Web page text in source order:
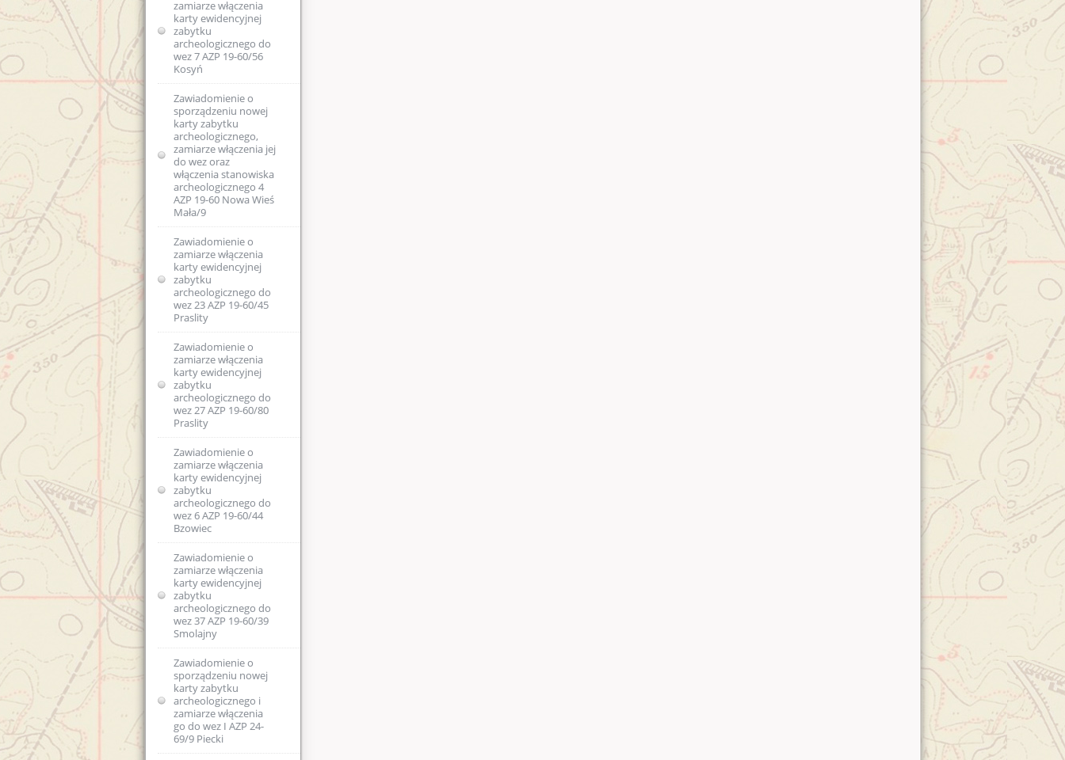
Statut prawny
USTAWA o
ochronie zabytków
i opiece nad
zabytkami (Dz.U.
2003 nr 162, poz.
1568)
USTAWA z dnia 16
kwietnia 2004 r o
ochronie przyrody
(Dz. U. Nr 92, poz.
880)
USTAWA z dnia 27
marca 2003 r. o
planowaniu i
zagospodarowaniu
przestrzennym (Dz.
U. z dnia 10 maja
2003 r.)
Rozporządzenie w
sprawie
oraganizacji
wojewódzkich
urzędów ochrony
zabytków (Dz.U. z
2004r. nr 75 poz
706)
USTAWA z dnia 29
stycznia 2004 r
Prawo zamówień
publicznych (Dz. U.
Nr 113, poz. 759 ze
zm.)
USTAWA z dnia 7
lipca 1994 r. Prawo
budowlane (Dz. U.
Nr 89, poz. 414 ze
zm.)
Wykaz stanowisk
WUOZ i kontakty
Elektroniczna
Skrzynka Podawcza -
składanie pism i
wniosków drogą
elektroniczną
Kierownictwo
jednostki
DEKLARACJA
DOSTĘPNOŚCI
archeologicznego
ujętego w
wojewódzkiej
ewidencji
zabytków II AZP
22-62/4
Pozwolenie w
sprawie
powierzchniowych
badań
archeologicznych
Zmiany w Kodeksie
postępowania
administracyjnego
(poradnik)
Wycinka drzew od
1 stycznia 2017 r
Współpraca
Generalnego
Konserwatora
Zabytków i
Głównego
Konserwatora
Przyrody
Obowiązki
właścicieli i
posiadaczy
zabytków
Współczesne
metody
konserwacji
budownictwa
zabytkowego -
termomodernizacja
Porozumienie z
dnia 28 sierpnia
2014r.
Zawiadomienie o
wydaniu decyzji w
do rejestru
dawnych koszar
piechoty w
Biskupcu
Kwalifikacje osób
prowadzących
zabytkach
Akty prawne
regulujące
prowadzenie prac
przy zabytkach
wpisanych do
zamiarze włączenia
karty ewidencyjnej
zabytku
archeologicznego do
wez 7 AZP 19-60/56
Kosyń
Zawiadomienie o
sporządzeniu nowej
karty zabytku
archeologicznego,
zamiarze włączenia jej
do wez oraz
włączenia stanowiska
archeologicznego 4
AZP 19-60 Nowa Wieś
Mała/9
Zawiadomienie o
zamiarze włączenia
karty ewidencyjnej
zabytku
archeologicznego do
wez 23 AZP 19-60/45
Praslity
Zawiadomienie o
zamiarze włączenia
karty ewidencyjnej
zabytku
archeologicznego do
wez 27 AZP 19-60/80
Praslity
Zawiadomienie o
zamiarze włączenia
karty ewidencyjnej
zabytku
archeologicznego do
wez 6 AZP 19-60/44
Bzowiec
Zawiadomienie o
zamiarze włączenia
karty ewidencyjnej
zabytku
archeologicznego do
wez 37 AZP 19-60/39
Smolajny
Zawiadomienie o
sporządzeniu nowej
karty zabytku
archeologicznego i
zamiarze włączenia
go do wez I AZP 24-
69/9 Piecki